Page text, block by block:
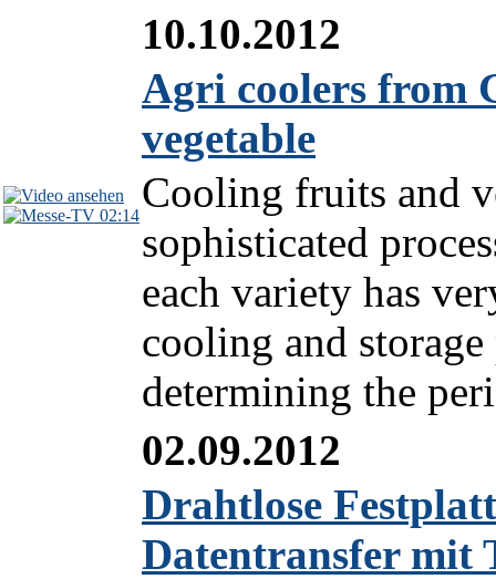
02:14
10.10.2012
Agri coolers from
vegetable
Cooling fruits and
sophisticated
each variety has
cooling and
determining the
02.09.2012
Drahtlose
Datentransfer mit